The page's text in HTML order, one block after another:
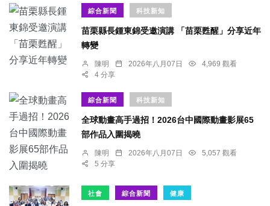
綜合新聞 科技新知
苗栗縣長鍾東錦受邀演講 「苗栗甦醒」分享近年
轉變
陳明 2026年八月07日
4,969 觀看
4 分享
綜合新聞 科技新知
全球動畫高手過招！2026台中國際動畫影展65
部作品入圍揭曉
陳明 2026年八月07日
5,057 觀看
5 分享
社會 綜合新聞 健康